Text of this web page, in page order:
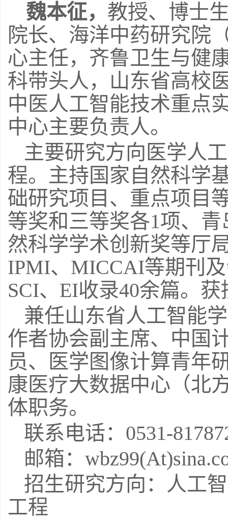
魏本征， 教授、博士
院长、海洋中药研究院
心主任，齐鲁卫生与健
科带头人，山东省高校
中医人工智能技术重点
中心主要负责人。
主要研究方向医学人
程。主持国家自然科学
础研究项目、重点项目
等奖和三等奖各1项、
然科学学术创新奖等厅
IPMI、MICCAI等期刊
SCI、EI收录40余篇。
兼任山东省人工智能
作者协会副主席、中国
员、医学图像计算青年
康医疗大数据中心（北
体职务。
联系电话：0531-
邮箱：
招生研究方向：人工
工程